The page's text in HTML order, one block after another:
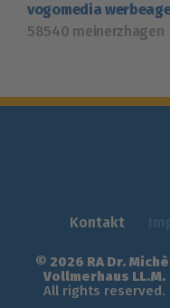
vogomedia
58540 meinerzhagen
Kontakt
© 2026 RA Dr.
Vollmerhaus LL.M.
All rights reserved.